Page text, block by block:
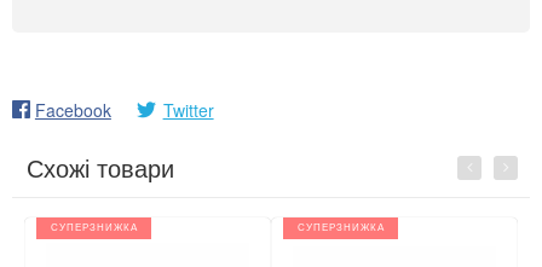
Facebook Twitter
Схожі товари Previous
СУПЕРЗНИЖКА СУПЕРЗНИЖКА
Next